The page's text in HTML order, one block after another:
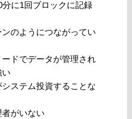
に1回ブロックに記録
のようにつながってい
ドでデータが管理され
い
ステム投資することな
がいない